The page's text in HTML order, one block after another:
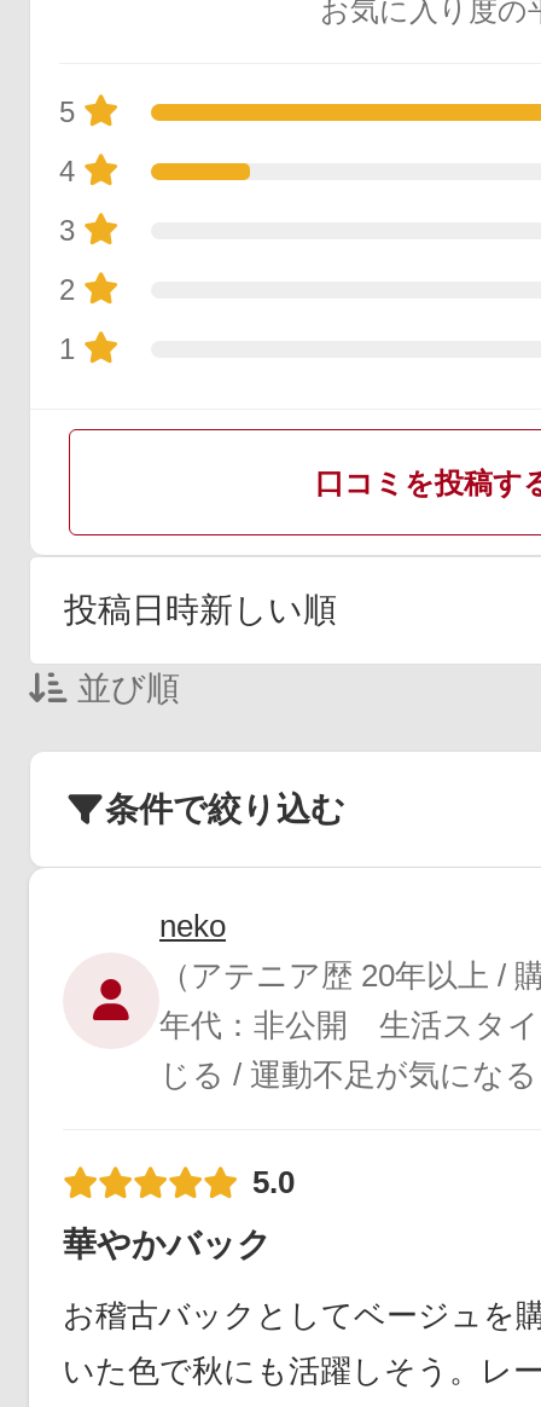
お気に入り度の
5
4
3
2
1
口コミを投稿す
並び順
条件で絞り込む
neko
（アテニア歴 20年以上 /
年代：非公開 生活スタ
じる / 運動不足が気になる
5.0
華やかバック
お稽古バックとしてベージュを
いた色で秋にも活躍しそう。レ